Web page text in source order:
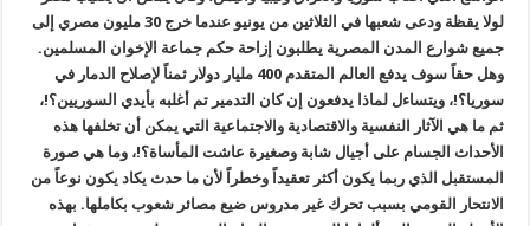
لولا يقظة ودعى شعبها في الثلاثين من يونيو عندما خرج 30 مليون مصري إلى
جميع شوارع المدن المصرية يطلبون إزاحة حكم جماعة الإخوان المسلمين.
وهل حقاً سوف يدفع العالم المتقدم 400 مليار دولار ثمناً لإصلاح الدمار في
سوريا؟!، ويتساءل لماذا يدفعون إن كان التدمير تم أغلبه بأيدي السوريين؟!،
ثم ما هي الآثار النفسية والاقتصادية والاجتماعية التي يمكن أن تخلفها هذه
الأحداث الجسام على أجيال شابة وصغيرة عاشت المأساة؟!، وما هي صورة
المستقبل الذي ربما يكون أكثر تعقيداً وخطراً لأن ما حدث يكاد يكون نوعاً من
الانتحار القومي بسبب تحرك غير مدروس ضيع مصائر شعوب بكاملها. بهذه